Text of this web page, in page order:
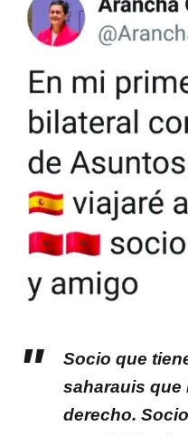
Socio que
saharauis
derecho.